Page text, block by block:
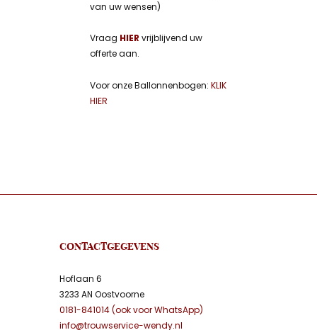
van uw wensen)
Vraag HIER vrijblijvend uw
offerte aan.
Voor onze Ballonnenbogen:KLIK
HIER
CONTACTGEGEVENS
Hoflaan 6
3233 AN Oostvoorne
0181-841014 (ook voor WhatsApp)
info@trouwservice-wendy.nl